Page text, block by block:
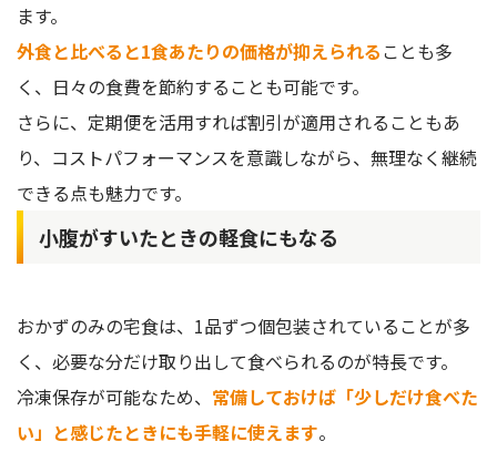
ます。
外食と比べると1食あたりの価格が抑えられる ことも多
く、日々の食費を節約することも可能です。
さらに、定期便を活用すれば割引が適用されることもあ
り、コストパフォーマンスを意識しながら、無理なく継続
できる点も魅力です。
小腹がすいたときの軽食にもなる
おかずのみの宅食は、1品ずつ個包装されていることが多
く、必要な分だけ取り出して食べられるのが特長です。
冷凍保存が可能なため、 常備しておけば「少しだけ食べた
い」と感じたときにも手軽に使えます。